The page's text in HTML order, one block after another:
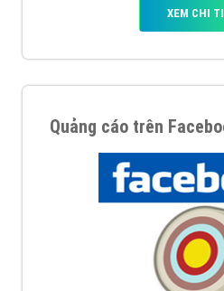
XEM CHI
Quảng cáo trên